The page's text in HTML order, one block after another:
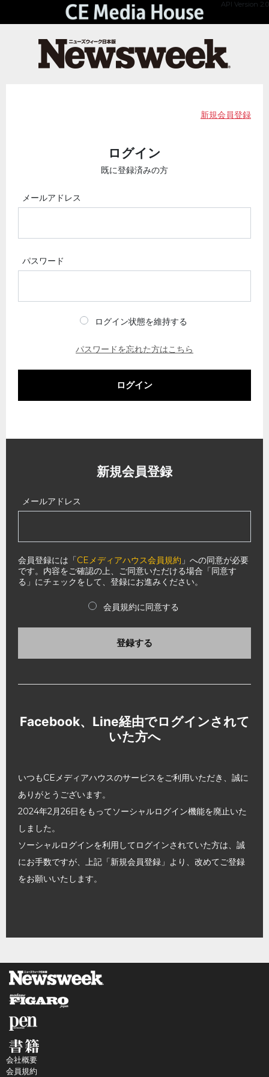
API Version 2.0
新規会員登録
ログイン
既に登録済みの方
メールアドレス
パスワード
ログイン状態を維持する
パスワードを忘れた方はこちら
ログイン
新規会員登録
メールアドレス
会員登録には「CEメディアハウス会員規約 」への同意が必要
です。内容をご確認の上、ご同意いただける場合「同意す
る」にチェックをして、登録にお進みください。
会員規約に同意する
登録する
Facebook、Line経由でログインされて
いた方へ
いつもCEメディアハウスのサービスをご利用いただき、誠に
ありがとうございます。
2024年2月26日をもってソーシャルログイン機能を廃止いた
しました。
ソーシャルログインを利用してログインされていた方は、誠
にお手数ですが、上記「新規会員登録」より、改めてご登録
をお願いいたします。
会社概要
会員規約